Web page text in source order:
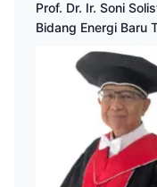
Prof. Dr. Ir. Soni
Bidang Energi Baru